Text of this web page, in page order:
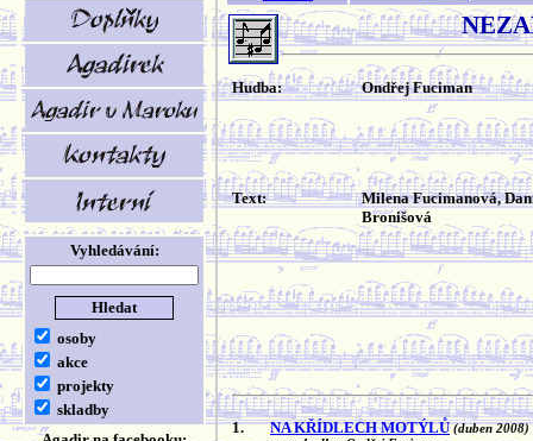
Vyhledávání:
osoby
akce
projekty
skladby
Hudba: Ondřej Fuciman
Text:
Milena Fucimanová,
Bronišová
1. NA KŘÍDLECH MOTÝLŮ (duben 2008)